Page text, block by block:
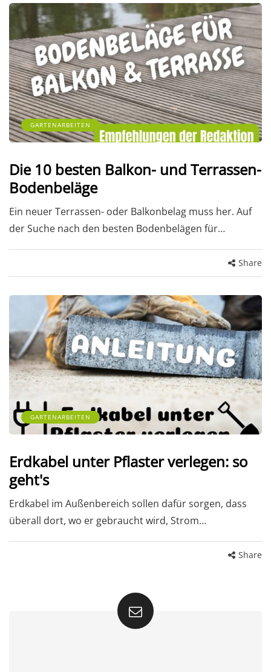
GARTENARBEITEN
Die 10 besten Balkon- und Terrassen-
Bodenbeläge
Ein neuer Terrassen- oder Balkonbelag muss her. Auf
der Suche nach den besten Bodenbelägen für…
Share
GARTENARBEITEN
Erdkabel unter Pflaster verlegen: so
geht's
Erdkabel im Außenbereich sollen dafür sorgen, dass
überall dort, wo er gebraucht wird, Strom…
Share